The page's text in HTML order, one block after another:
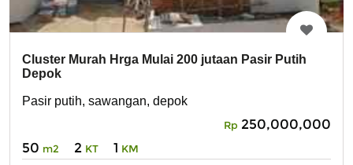
Cluster Murah Hrga Mulai 200 jutaan Pasir Putih
Depok
Pasir putih, sawangan, depok
Rp 250,000,000
50 m2 2 KT 1 KM